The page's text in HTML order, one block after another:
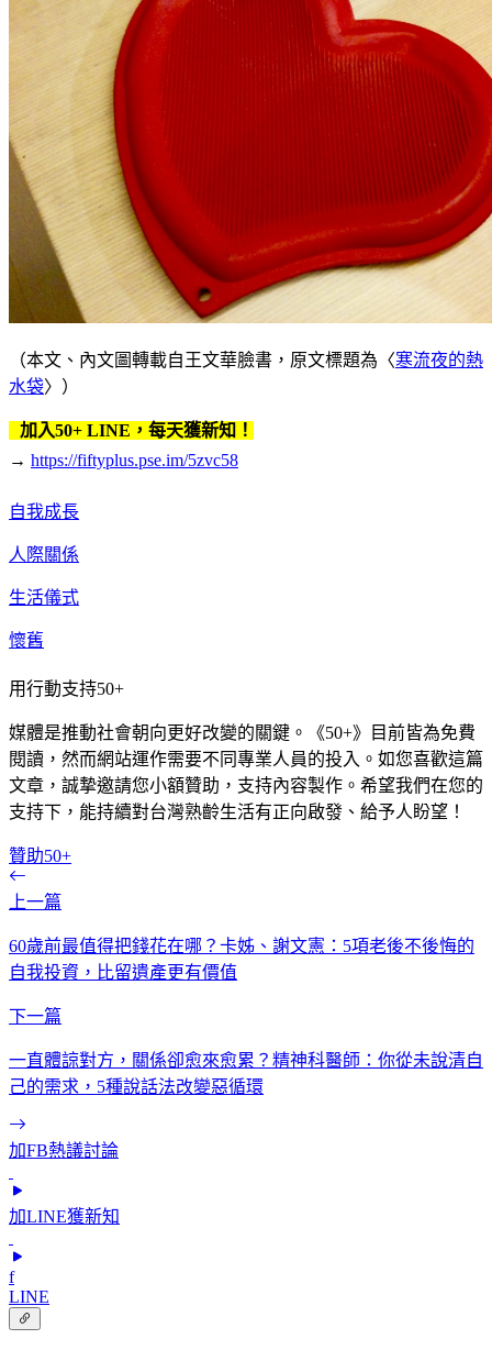
（本文、內文圖轉載自王文華臉書，原文標題為〈寒流夜的熱
水袋〉）
加入50+ LINE，每天獲新知！
→ https://fiftyplus.pse.im/5zvc58
自我成長
人際關係
生活儀式
懷舊
用行動支持50+
媒體是推動社會朝向更好改變的關鍵。《50+》目前皆為免費
閱讀，然而網站運作需要不同專業人員的投入。如您喜歡這篇
文章，誠摯邀請您小額贊助，支持內容製作。希望我們在您的
支持下，能持續對台灣熟齡生活有正向啟發、給予人盼望！
贊助50+
上一篇
60歲前最值得把錢花在哪？卡姊、謝文憲：5項老後不後悔的
自我投資，比留遺產更有價值
下一篇
一直體諒對方，關係卻愈來愈累？精神科醫師：你從未說清自
己的需求，5種說話法改變惡循環
加FB熱議討論
加LINE獲新知
f
LINE